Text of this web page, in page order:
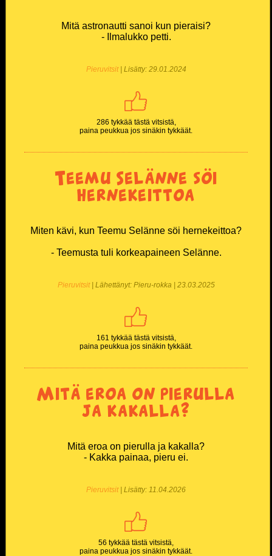
Mitä astronautti sanoi kun pieraisi?
- Ilmalukko petti.
Pieruvitsit| Lisätty: 29.01.2024
286 tykkää tästä vitsistä,
paina peukkua jos sinäkin tykkäät.
Teemu Selänne söi
hernekeittoa
Miten kävi, kun Teemu Selänne söi hernekeittoa?
- Teemusta tuli korkeapaineen Selänne.
Pieruvitsit| Lähettänyt: Pieru-rokka | 23.03.2025
161 tykkää tästä vitsistä,
paina peukkua jos sinäkin tykkäät.
Mitä eroa on pierulla
ja kakalla?
Mitä eroa on pierulla ja kakalla?
- Kakka painaa, pieru ei.
Pieruvitsit| Lisätty: 11.04.2026
56 tykkää tästä vitsistä,
paina peukkua jos sinäkin tykkäät.